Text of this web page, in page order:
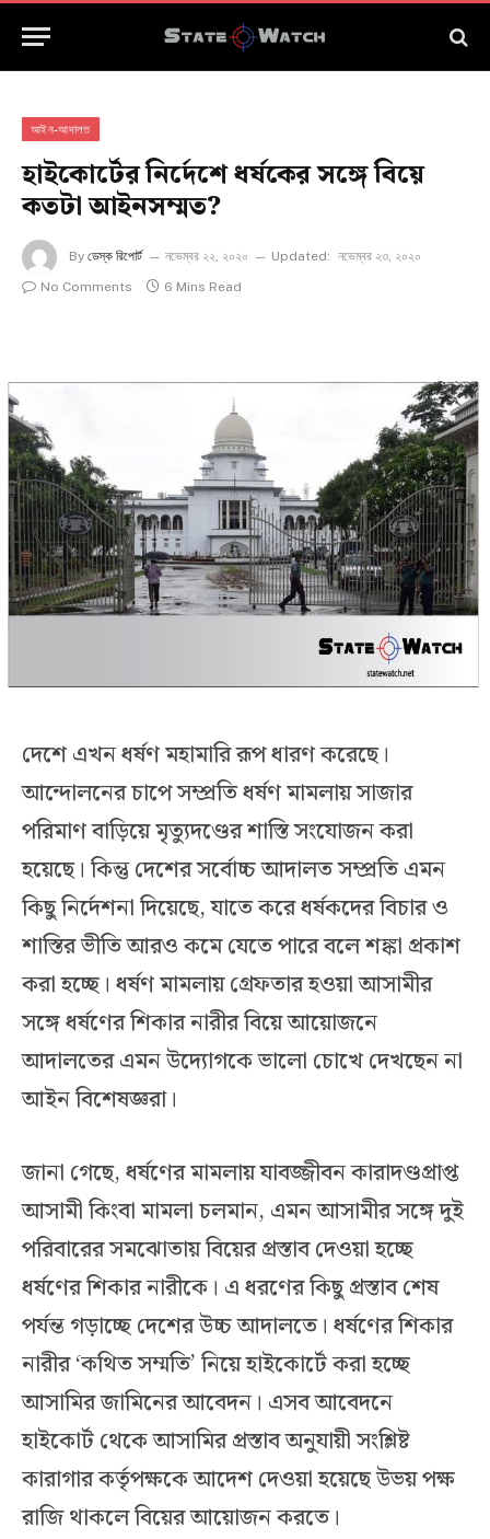
আইন-আদালত
হাইকোর্টের নির্দেশে ধর্ষকের সঙ্গে বিয়ে
কতটা আইনসম্মত?
By ডেস্ক রিপোর্ট নভেম্বর ২২, ২০২০ Updated: নভেম্বর ২৩, ২০২০
No Comments
6 Mins Read
দেশে এখন ধর্ষণ মহামারি রূপ ধারণ করেছে।
আন্দোলনের চাপে সম্প্রতি ধর্ষণ মামলায় সাজার
পরিমাণ বাড়িয়ে মৃত্যুদণ্ডের শাস্তি সংযোজন করা
হয়েছে। কিন্তু দেশের সর্বোচ্চ আদালত সম্প্রতি এমন
কিছু নির্দেশনা দিয়েছে, যাতে করে ধর্ষকদের বিচার ও
শাস্তির ভীতি আরও কমে যেতে পারে বলে শঙ্কা প্রকাশ
করা হচ্ছে। ধর্ষণ মামলায় গ্রেফতার হওয়া আসামীর
সঙ্গে ধর্ষণের শিকার নারীর বিয়ে আয়োজনে
আদালতের এমন উদ্যোগকে ভালো চোখে দেখছেন না
আইন বিশেষজ্ঞরা।
জানা গেছে, ধর্ষণের মামলায় যাবজ্জীবন কারাদণ্ডপ্রাপ্ত
আসামী কিংবা মামলা চলমান, এমন আসামীর সঙ্গে দুই
পরিবারের সমঝোতায় বিয়ের প্রস্তাব দেওয়া হচ্ছে
ধর্ষণের শিকার নারীকে। এ ধরণের কিছু প্রস্তাব শেষ
পর্যন্ত গড়াচ্ছে দেশের উচ্চ আদালতে। ধর্ষণের শিকার
নারীর ‘কথিত সম্মতি’ নিয়ে হাইকোর্টে করা হচ্ছে
আসামির জামিনের আবেদন। এসব আবেদনে
হাইকোর্ট থেকে আসামির প্রস্তাব অনুযায়ী সংশ্লিষ্ট
কারাগার কর্তৃপক্ষকে আদেশ দেওয়া হয়েছে উভয় পক্ষ
রাজি থাকলে বিয়ের আয়োজন করতে।